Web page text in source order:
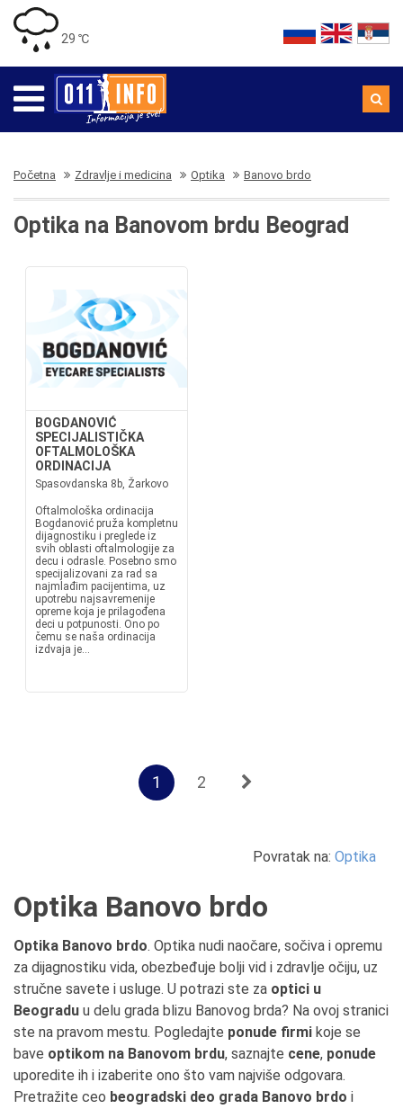
29 ℃
Početna Zdravlje i medicina Optika Banovo brdo
Optika na Banovom brdu Beograd
BOGDANOVIĆ
SPECIJALISTIČKA
OFTALMOLOŠKA
ORDINACIJA
Spasovdanska 8b, Žarkovo
Oftalmološka ordinacija
Bogdanović pruža kompletnu
dijagnostiku i preglede iz
svih oblasti oftalmologije za
decu i odrasle. Posebno smo
specijalizovani za rad sa
najmlađim pacijentima, uz
upotrebu najsavremenije
opreme koja je prilagođena
deci u potpunosti. Ono po
čemu se naša ordinacija
izdvaja je...
1 2
Povratak na: Optika
Optika Banovo brdo
Optika Banovo brdo. Optika nudi naočare, sočiva i opremu
za dijagnostiku vida, obezbeđuje bolji vid i zdravlje očiju, uz
stručne savete i usluge. U potrazi ste za optici u
Beogradu u delu grada blizu Banovog brda? Na ovoj stranici
ste na pravom mestu. Pogledajte ponude firmi koje se
bave optikom na Banovom brdu, saznajte cene, ponude
uporedite ih i izaberite ono što vam najviše odgovara.
Pretražite ceo beogradski deo grada Banovo brdo i